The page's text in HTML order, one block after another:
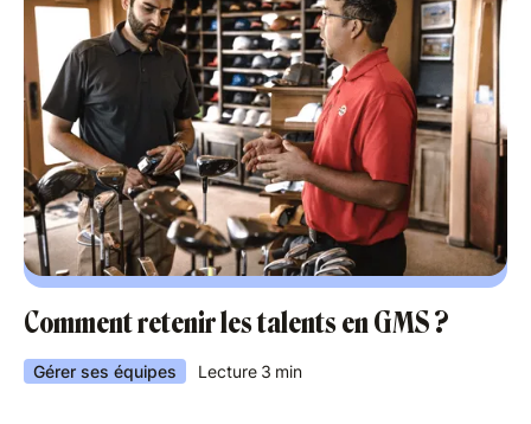
Comment retenir les talents en GMS ?
Gérer ses équipes Lecture 3 min